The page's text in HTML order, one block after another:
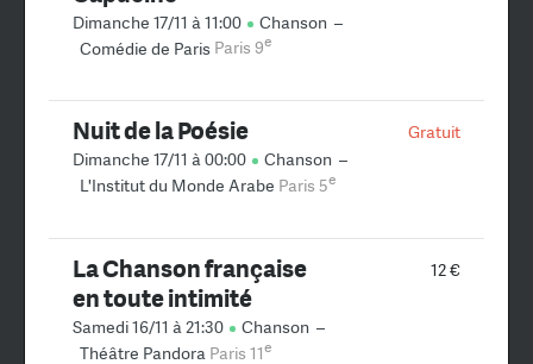
Dimanche 17/11 à 11:00 Chanson –
Comédie de Paris Paris 9e
Gratuit
Nuit de la Poésie
Dimanche 17/11 à 00:00 Chanson –
L'Institut du Monde Arabe Paris 5e
12 €
La Chanson française
en toute intimité
Samedi 16/11 à 21:30 Chanson –
Théâtre Pandora Paris 11e